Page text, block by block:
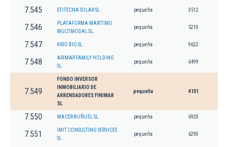
7.545 EFITECNA SOLAR SL. pequeña 3512
7.546
PLATAFORMA MARITIMO
MULTIMODAL SL.
pequeña 5210
7.547 KRIO BIO SL. pequeña 9622
7.548
ARIMAR FAMILY HOLDING
SL.
pequeña 6499
7.549
FONDO INVERSOR
INMOBILIARIO DE
ARRENDADORES FINIMAR
SL
pequeña 4101
7.550 MACER-BUÑUEL SL pequeña 6920
7.551
IMIT CONSULTING SERVICES
SL
pequeña 6290